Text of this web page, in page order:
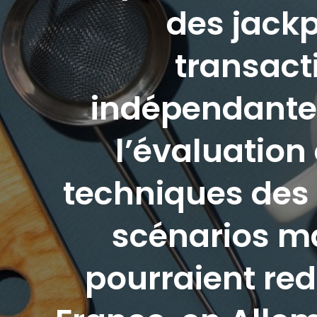
des
techniques
scénarios
pourraient